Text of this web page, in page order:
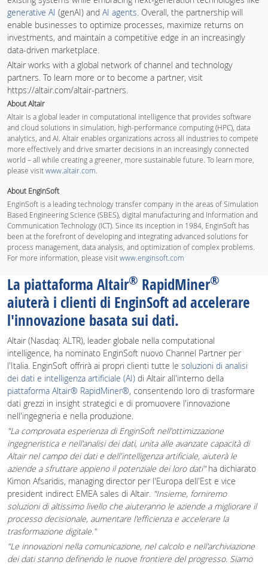
generative AI (genAI) and AI agents. Overall, the partnership will
enable businesses to optimize processes, maximize returns on
investments, and maintain a competitive edge in an increasingly
data-driven marketplace.
Altair works with a global network of channel and technology
partners. To learn more or to become a partner, visit
https://altair.com/altair-partners.
About Altair
Altair is a global leader in computational intelligence that provides software
and cloud solutions in simulation, high-performance computing (HPC), data
analytics, and AI. Altair enables organizations across all industries to compete
more effectively and drive smarter decisions in an increasingly connected
world – all while creating a greener, more sustainable future. To learn more,
please visitwww.altair.com.
About EnginSoft
EnginSoft is a leading technology transfer company in the areas of Simulation
Based Engineering Science (SBES), digital manufacturing and Information and
Communication Technology (ICT). Since its inception in 1984, EnginSoft has
been at the forefront of developing and integrating advanced solutions for
process management, data analysis, and optimization of complex problems.
For more information, please visitwww.enginsoft.com
La piattaforma Altair® RapidMiner®
aiuterà i clienti di EnginSoft ad accelerare
l'innovazione basata sui dati.
Altair (Nasdaq: ALTR), leader globale nella computational
intelligence, ha nominato EnginSoft nuovo Channel Partner per
l'Italia. EnginSoft offrirà ai propri clienti tutte le soluzioni di analisi
dei dati e intelligenza artificiale (AI) di Altair all'interno della
piattaforma Altair® RapidMiner®, consentendo loro di trasformare
dati grezzi in insight strategici e di promuovere l'innovazione
nell'ingegneria e nella produzione.
"La comprovata esperienza di EnginSoft nell'ottimizzazione
ingegneristica e nell'analisi dei dati, unita alle avanzate capacità di
Altair nel campo dei dati e dell'intelligenza artificiale, aiuterà le
aziende a sfruttare appieno il potenziale dei loro dati"ha dichiarato
Kimon Afsaridis, managing director per l'Europa dell'Est e vice
president indirect EMEA sales di Altair. "Insieme, forniremo
soluzioni di altissimo livello che aiuteranno le aziende a migliorare il
processo decisionale, aumentare l'efficienza e accelerare la
trasformazione digitale."
"Le innovazioni nella comunicazione, nel calcolo e nell'archiviazione
dei dati stanno definendo le nuove frontiere del progresso. Siamo